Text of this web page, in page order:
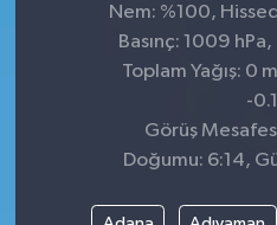
Nem: %100,
Basınç: 1009
Toplam Yağış: 0
-
Görüş
Doğumu: 6:14,